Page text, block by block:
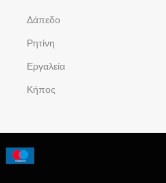
Δάπεδο
Ρητίνη
Εργαλεία
Κήπος